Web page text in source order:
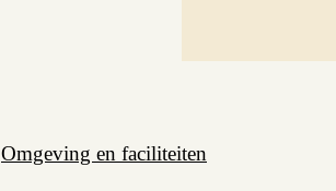
Verkopen
Omgeving en faciliteiten